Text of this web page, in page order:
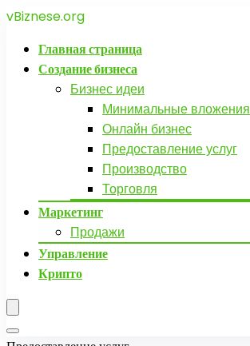
vBiznese.org
Главная страница
Создание бизнеса
Бизнес идеи
Минимальные вложения
Онлайн бизнес
Предоставление услуг
Производство
Торговля
Маркетинг
Продажи
Управление
Крипто